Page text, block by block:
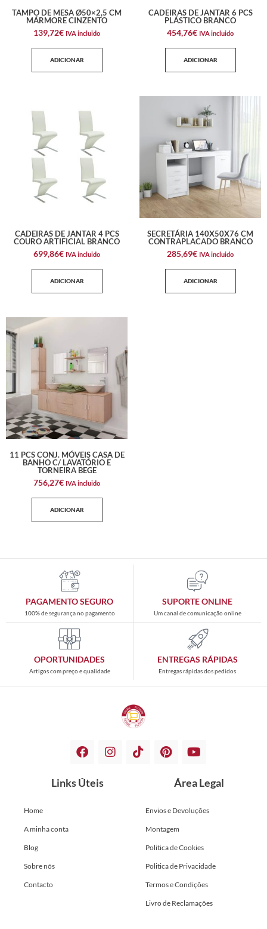
TAMPO DE MESA Ø50×2,5 CM
MÁRMORE CINZENTO
139,72€ IVA incluido
ADICIONAR
CADEIRAS DE JANTAR 6 PCS
PLÁSTICO BRANCO
454,76€ IVA incluido
ADICIONAR
CADEIRAS DE JANTAR 4 PCS
COURO ARTIFICIAL BRANCO
699,86€ IVA incluido
ADICIONAR
SECRETÁRIA 140X50X76 CM
CONTRAPLACADO BRANCO
285,69€ IVA incluido
ADICIONAR
11 PCS CONJ. MÓVEIS CASA DE
BANHO C/ LAVATÓRIO E
TORNEIRA BEGE
756,27€ IVA incluido
ADICIONAR
PAGAMENTO SEGURO
100% de segurança no pagamento
SUPORTE ONLINE
Um canal de comunicação online
OPORTUNIDADES
Artigos com preço e qualidade
ENTREGAS RÁPIDAS
Entregas rápidas dos pedidos
Links Úteis
Home
A minha conta
Blog
Sobre nós
Contacto
Área Legal
Envios e Devoluções
Montagem
Politica de Cookies
Politica de Privacidade
Termos e Condições
Livro de Reclamações